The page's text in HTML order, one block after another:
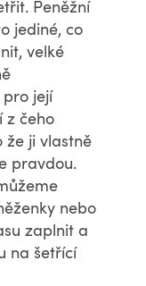
Peněžní
jediné, co
velké
její
z čeho
že ji vlastně
pravdou.
nebo
zaplnit a
na šetřící